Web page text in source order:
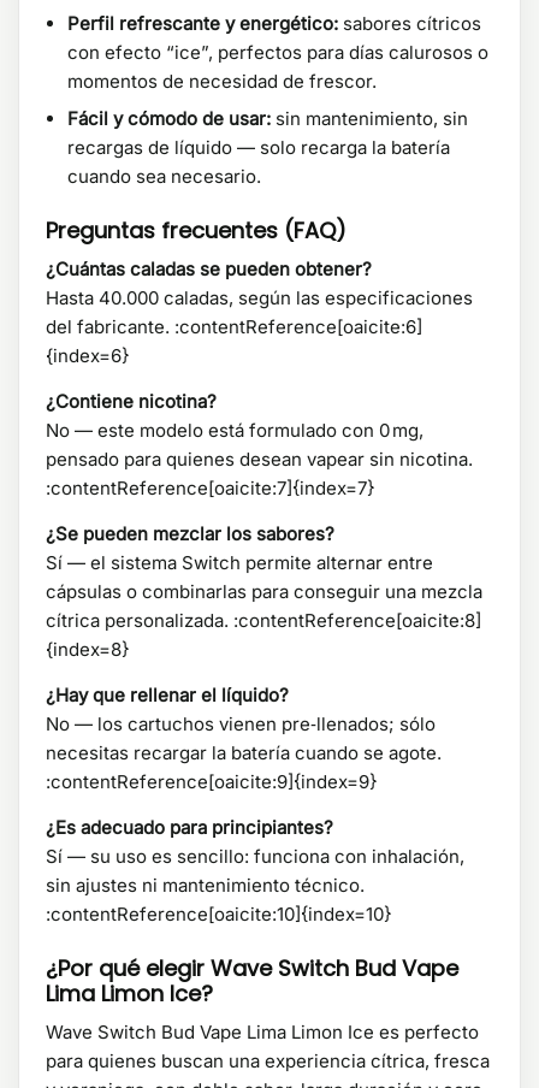
Perfil refrescante y energético: sabores cítricos
con efecto “ice”, perfectos para días calurosos o
momentos de necesidad de frescor.
Fácil y cómodo de usar: sin mantenimiento, sin
recargas de líquido — solo recarga la batería
cuando sea necesario.
Preguntas frecuentes (FAQ)
¿Cuántas caladas se pueden obtener?
Hasta 40.000 caladas, según las especificaciones
del fabricante. :contentReference[oaicite:6]
{index=6}
¿Contiene nicotina?
No — este modelo está formulado con 0 mg,
pensado para quienes desean vapear sin nicotina.
:contentReference[oaicite:7]{index=7}
¿Se pueden mezclar los sabores?
Sí — el sistema Switch permite alternar entre
cápsulas o combinarlas para conseguir una mezcla
cítrica personalizada. :contentReference[oaicite:8]
{index=8}
¿Hay que rellenar el líquido?
No — los cartuchos vienen pre‑llenados; sólo
necesitas recargar la batería cuando se agote.
:contentReference[oaicite:9]{index=9}
¿Es adecuado para principiantes?
Sí — su uso es sencillo: funciona con inhalación,
sin ajustes ni mantenimiento técnico.
:contentReference[oaicite:10]{index=10}
¿Por qué elegir Wave Switch Bud Vape
Lima Limon Ice?
Wave Switch Bud Vape Lima Limon Ice es perfecto
para quienes buscan una experiencia cítrica, fresca